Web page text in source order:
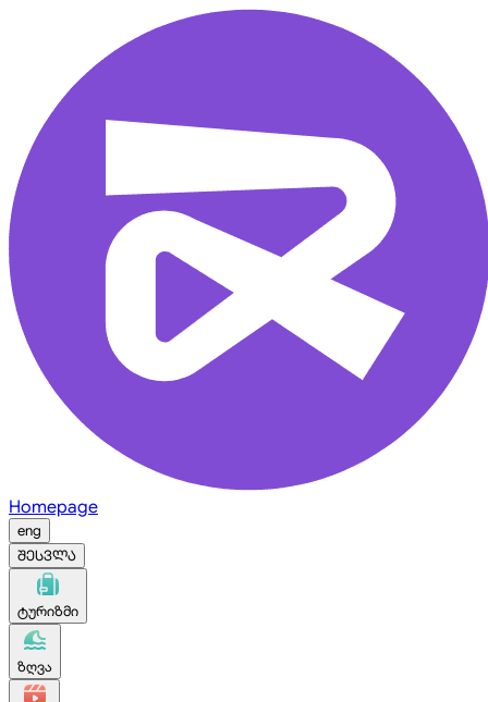
Homepage
eng
შესვლა
ტურიზმი
ზღვა